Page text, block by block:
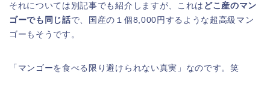
それについては別記事でも紹介しますが、これは どこ産のマン
ゴーでも同じ話で、国産の１個8,000円するような超高級マン
ゴーもそうです。
「マンゴーを食べる限り避けられない真実」なのです。笑